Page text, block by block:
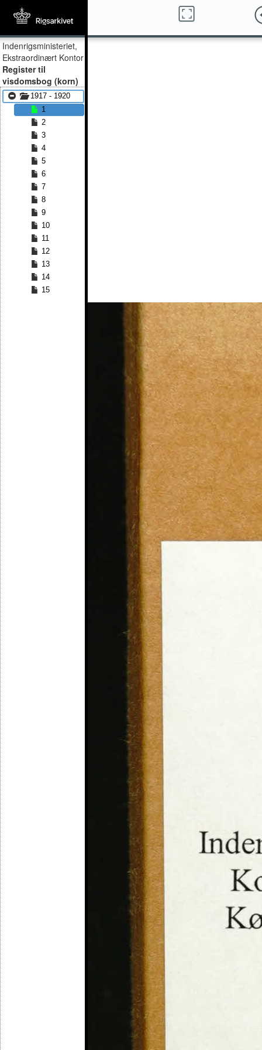
Indenrigsministeriet,
Ekstraordinært Kontor
Register til
visdomsbog (korn)
1917 - 1920
1
2
3
4
5
6
7
8
9
10
11
12
13
14
15